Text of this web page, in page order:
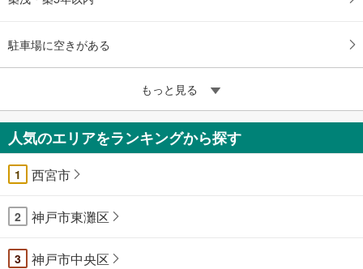
駐車場に空きがある
もっと見る
人気のエリアをランキングから探す
1 西宮市
2 神戸市東灘区
3 神戸市中央区